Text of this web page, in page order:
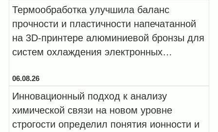
Термообработка улучшила баланс
прочности и пластичности напечатанной
на 3D-принтере алюминиевой бронзы для
систем охлаждения электронных
06.08.26
Инновационный подход к анализу
химической связи на новом уровне
строгости определил понятия ионности и